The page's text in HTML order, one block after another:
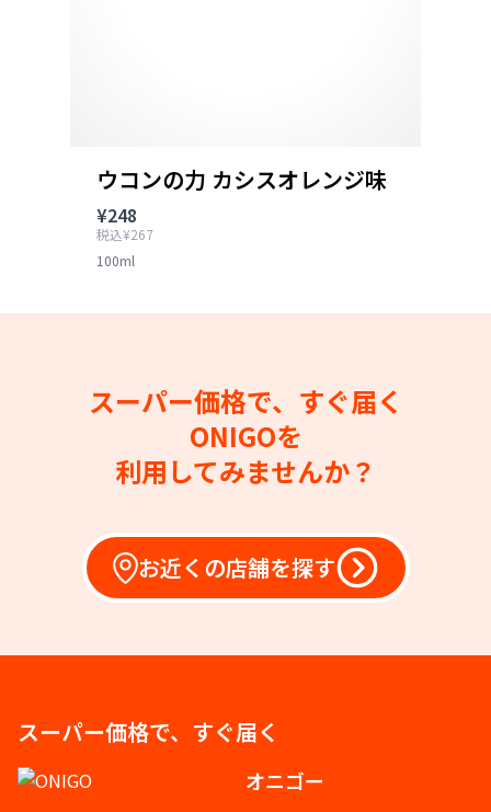
ウコンの力 カシスオレンジ味
¥248
税込¥267
100ml
スーパー価格で、すぐ届く
ONIGOを
利用してみませんか？
お近くの店舗を探す
スーパー価格で、すぐ届く
オニゴー